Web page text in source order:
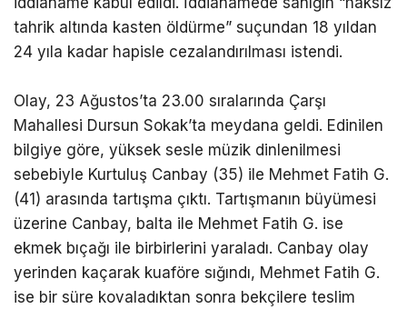
tahrik altında kasten öldürme” suçundan 18 yıldan
24 yıla kadar hapisle cezalandırılması istendi.
Olay, 23 Ağustos’ta 23.00 sıralarında Çarşı
Mahallesi Dursun Sokak’ta meydana geldi. Edinilen
bilgiye göre, yüksek sesle müzik dinlenilmesi
sebebiyle Kurtuluş Canbay (35) ile Mehmet Fatih G.
(41) arasında tartışma çıktı. Tartışmanın büyümesi
üzerine Canbay, balta ile Mehmet Fatih G. ise
ekmek bıçağı ile birbirlerini yaraladı. Canbay olay
yerinden kaçarak kuaföre sığındı, Mehmet Fatih G.
ise bir süre kovaladıktan sonra bekçilere teslim